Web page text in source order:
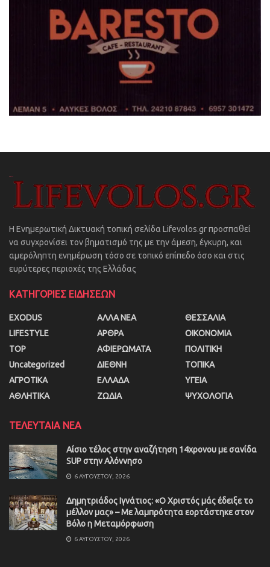
Η Ενημερωτική Δικτυακή τοπική σελίδα Lifevolos.gr προσπαθεί
να συγχρονίσει τον βηματισμό της με την άμεση, έγκυρη, και
αμερόληπτη ενημέρωση τόσο σε τοπικό επίπεδο όσο και στις
ευρύτερες περιοχές της Ελλάδας
ΚΑΤΗΓΟΡΙΕΣ ΕΙΔΗΣΕΩΝ
EXODUS
LIFESTYLE
TOP
Uncategorized
ΑΓΡΟΤΙΚΑ
ΑΘΛΗΤΙΚΑ
ΑΛΛΑ ΝΕΑ
ΑΡΘΡΑ
ΑΦΙΕΡΩΜΑΤΑ
ΔΙΕΘΝΗ
ΕΛΛΑΔΑ
ΖΩΔΙΑ
ΘΕΣΣΑΛΙΑ
ΟΙΚΟΝΟΜΙΑ
ΠΟΛΙΤΙΚΗ
ΤΟΠΙΚΑ
ΥΓΕΙΑ
ΨΥΧΟΛΟΓΙΑ
ΤΕΛΕΥΤΑΙΑ ΝΕΑ
Αίσιο τέλος στην αναζήτηση 14χρονου με σανίδα
SUP στην Αλόννησο
6 ΑΥΓΟΎΣΤΟΥ, 2026
Δημητριάδος Ιγνάτιος: «Ο Χριστός μάς έδειξε το
μέλλον μας» – Με λαμπρότητα εορτάστηκε στον
Βόλο η Μεταμόρφωση
6 ΑΥΓΟΎΣΤΟΥ, 2026